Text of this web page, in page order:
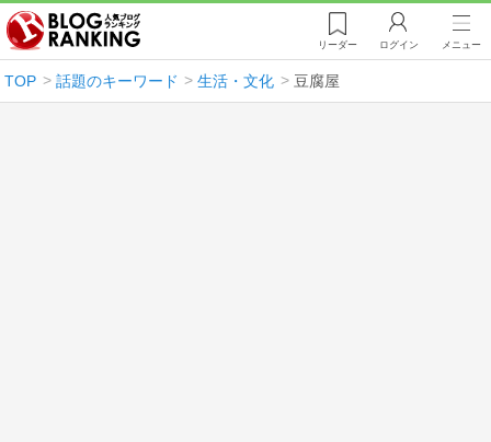
リーダー ログイン メニュー
TOP 話題のキーワード 生活・文化 豆腐屋